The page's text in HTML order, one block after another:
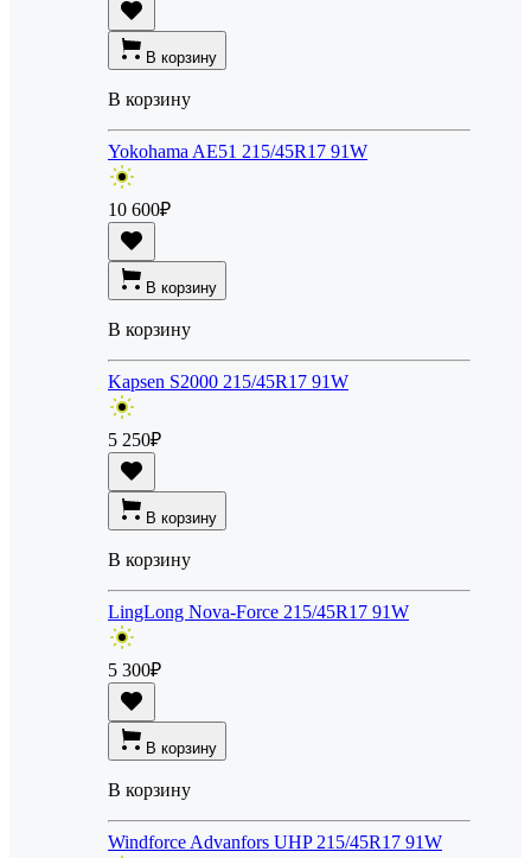
В корзину
В корзину
Yokohama AE51 215/45R17 91W
10 600₽
В корзину
В корзину
Kapsen S2000 215/45R17 91W
5 250₽
В корзину
В корзину
LingLong Nova-Force 215/45R17 91W
5 300₽
В корзину
В корзину
Windforce Advanfors UHP 215/45R17 91W